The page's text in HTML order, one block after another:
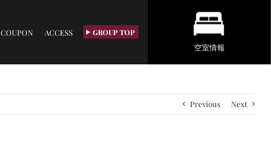
GROUP TOP
空室情報
COUPON ACCESS
Previous Next